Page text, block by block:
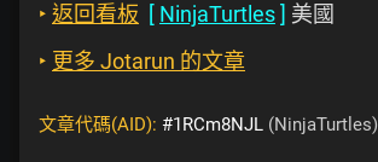
‣ 返回看板 [ NinjaTurtles] 美國
‣ 更多 Jotarun 的文章
文章代碼(AID): #1RCm8NJL (NinjaTurtles)